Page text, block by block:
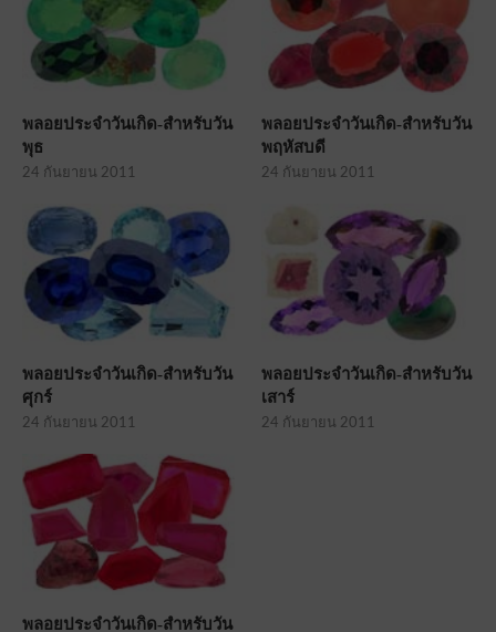
พลอยประจำวันเกิด-สำหรับวัน
พุธ
24 กันยายน 2011
พลอยประจำวันเกิด-สำหรับวัน
พฤหัสบดี
24 กันยายน 2011
พลอยประจำวันเกิด-สำหรับวัน
ศุกร์
24 กันยายน 2011
พลอยประจำวันเกิด-สำหรับวัน
เสาร์
24 กันยายน 2011
พลอยประจำวันเกิด-สำหรับวัน